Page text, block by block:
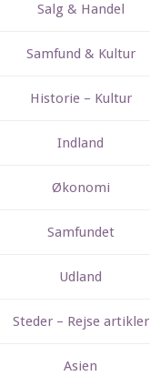
Salg & Handel
Samfund & Kultur
Historie – Kultur
Indland
Økonomi
Samfundet
Udland
Steder – Rejse artikler
Asien